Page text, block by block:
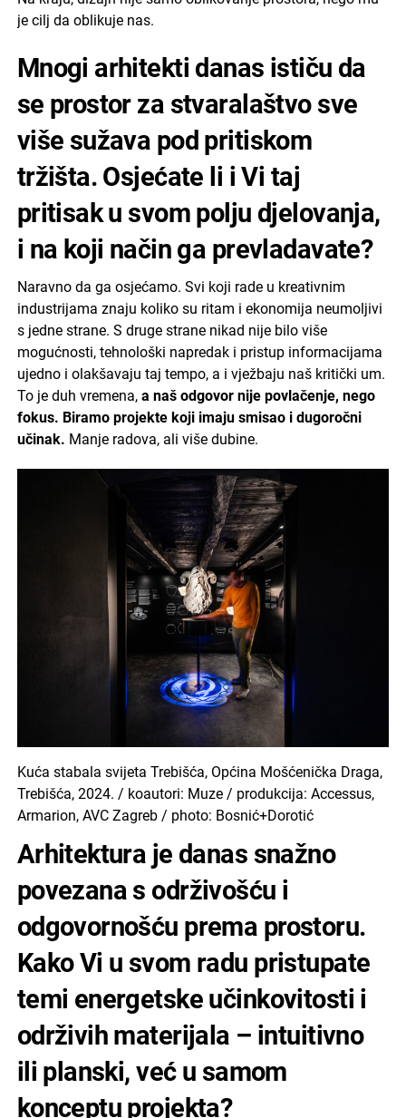
je cilj da oblikuje nas.
Mnogi arhitekti danas ističu da
se prostor za stvaralaštvo sve
više sužava pod pritiskom
tržišta. Osjećate li i Vi taj
pritisak u svom polju djelovanja,
i na koji način ga prevladavate?
Naravno da ga osjećamo. Svi koji rade u kreativnim
industrijama znaju koliko su ritam i ekonomija neumoljivi
s jedne strane. S druge strane nikad nije bilo više
mogućnosti, tehnološki napredak i pristup informacijama
ujedno i olakšavaju taj tempo, a i vježbaju naš kritički um.
To je duh vremena,a naš odgovor nije povlačenje, nego
fokus. Biramo projekte koji imaju smisao i dugoročni
učinak. Manje radova, ali više dubine.
Kuća stabala svijeta Trebišća, Općina Mošćenička Draga,
Trebišća, 2024. / koautori: Muze / produkcija: Accessus,
Armarion, AVC Zagreb / photo: Bosnić+Dorotić
Arhitektura je danas snažno
povezana s održivošću i
odgovornošću prema prostoru.
Kako Vi u svom radu pristupate
temi energetske učinkovitosti i
održivih materijala – intuitivno
ili planski, već u samom
konceptu projekta?